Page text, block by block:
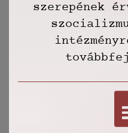
szerepének